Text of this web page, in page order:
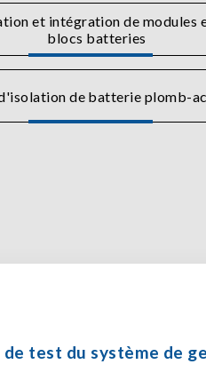
et intégration de modules
blocs batteries
de batterie plomb-
de test du système de